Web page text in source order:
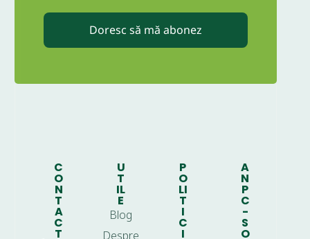
Doresc să mă abonez
C
O
N
T
A
C
T
U
T
IL
E
Blog
Despre
P
O
LI
T
I
C
I
A
N
P
C
-
S
O